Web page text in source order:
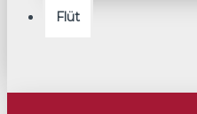
Flüt